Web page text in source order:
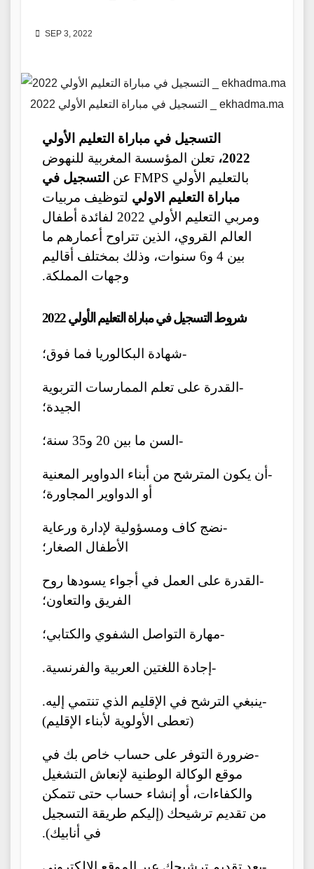
SEP 3, 2022
التسجيل في مباراة التعليم الأولي 2022 _ ekhadma.ma
التسجيل في مباراة التعليم الأولي
2022، تعلن المؤسسة المغربية للنهوض
بالتعليم الأولي FMPS عن
التسجيل في
مباراة التعليم الاولي لتوظيف مربيات
ومربي التعليم الأولي 2022 لفائدة أطفال
العالم القروي، الذين تتراوح أعمارهم ما
بين 4 و6 سنوات، وذلك بمختلف أقاليم
وجهات المملكة.
شروط التسجيل في مباراة التعليم الأولي 2022
-شهادة البكالوريا فما فوق؛
-القدرة على تعلم الممارسات التربوية
الجيدة؛
-السن ما بين 20 و35 سنة؛
-أن يكون المترشح من أبناء الدواوير المعنية
أو الدواوير المجاورة؛
-نضج كاف ومسؤولية لإدارة ورعاية
الأطفال الصغار؛
-القدرة على العمل في أجواء يسودها روح
الفريق والتعاون؛
-مهارة التواصل الشفوي والكتابي؛
-إجادة اللغتين العربية والفرنسية.
-ينبغي الترشح في الإقليم الذي تنتمي إليه.
(تعطى الأولوية لأبناء الإقليم)
-ضرورة التوفر على حساب خاص بك في
موقع الوكالة الوطنية لإنعاش التشغيل
والكفاءات، أو إنشاء حساب حتى تتمكن
من تقديم ترشيحك (إليكم طريقة التسجيل
في أنابيك).